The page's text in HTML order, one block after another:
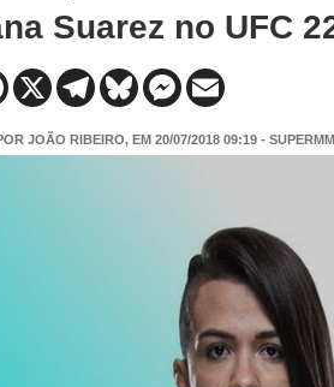
Suarez no UFC
JOÃO RIBEIRO, EM 20/07/2018 09:19 -